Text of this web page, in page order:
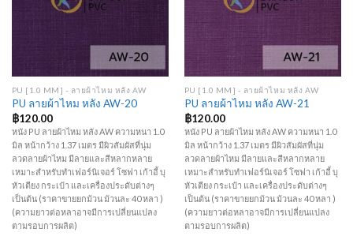
PU [1.0 MM] - ลายผ้าไหม หลัง AW
PU ลายผ้าไหม หลัง AW-20
฿120.00
หนัง PU ลายผ้าไหม หลัง AW ความหนา 1.0
มิล หน้ากว้าง 1.37 เมตร มีผิวสัมผัสที่นุ่ม
ลวดลายผ้าไหม มีลายและสีหลากหลาย
เหมาะสำหรับทำเฟอร์นิเจอร์ โซฟา เก้าอี้ บุ
หัวเตียง กระเป๋า และเครื่องประดับต่างๆ
เป็นต้น (ราคาขายยกม้วน ม้วนละ 40 หลา )
(ความยาวต่อหลาอาจมีการเปลี่ยนแปลง
ตามรอบการผลิต)
PU [1.0 MM] - ลายผ้าไหม หลัง AW
PU ลายผ้าไหม หลัง AW-21
฿120.00
หนัง PU ลายผ้าไหม หลัง AW ความหนา 1.0
มิล หน้ากว้าง 1.37 เมตร มีผิวสัมผัสที่นุ่ม
ลวดลายผ้าไหม มีลายและสีหลากหลาย
เหมาะสำหรับทำเฟอร์นิเจอร์ โซฟา เก้าอี้ บุ
หัวเตียง กระเป๋า และเครื่องประดับต่างๆ
เป็นต้น (ราคาขายยกม้วน ม้วนละ 40 หลา )
(ความยาวต่อหลาอาจมีการเปลี่ยนแปลง
ตามรอบการผลิต)